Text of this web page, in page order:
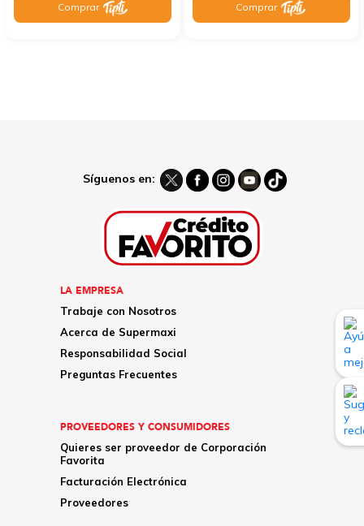
Comprar Comprar
Síguenos en:
LA EMPRESA
Trabaje con Nosotros
Acerca de Supermaxi
Responsabilidad Social
Preguntas Frecuentes
PROVEEDORES Y CONSUMIDORES
Quieres ser proveedor de Corporación
Favorita
Facturación Electrónica
Proveedores